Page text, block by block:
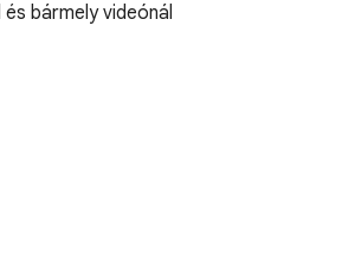
bármely videónál